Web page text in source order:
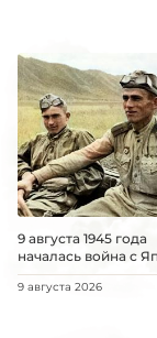
9 августа 1945 года
началась война с
9 августа 2026